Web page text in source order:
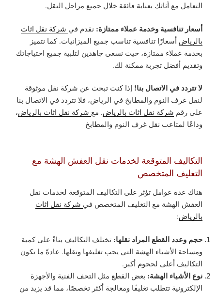
التعامل مع أثاثك بعناية فائقة خلال جميع مراحل النقل.
أسعار تنافسية وخدمة عملاء ممتازة: نقدم في شركة نقل اثاث
بالرياض أسعارًا تنافسية تناسب جميع الميزانيات. كما نتميز
بخدمة عملاء ممتازة، حيث نسعى جاهدين لتلبية جميع احتياجاتك
وتقديم أفضل تجربة ممكنة لك.
لا تتردد في الاتصال بنا! إذا كنت تبحث عن شركة نقل موثوقة
لنقل غرف النوم والمطابخ في الرياض، فلا تتردد في الاتصال بنا
على رقم شركة نقل اثاث بالرياض. مع شركة نقل اثاث بالرياض،
وداعًا لمتاعب نقل غرف النوم والمطابخ
التكاليف المتوقعة لخدمات نقل العفش الهشة مع
التغليف المتخصص
هناك عدة عوامل تؤثر على التكاليف المتوقعة لخدمات نقل
العفش الهشة مع التغليف المتخصص في شركة نقل اثاث
بالرياض:
حجم وعدد القطع المراد نقلها: تختلف التكاليف بناءً على كمية
ومساحة الأشياء الهشة التي يجب تغليفها ونقلها. عادةً ما تكون
التكاليف أعلى لحجوم أكبر.
نوع الأشياء الهشة: بعض القطع مثل التحف الفنية والأجهزة
الإلكترونية تتطلب تغليفًا ومعالجة أكثر تخصصًا، مما قد يزيد من